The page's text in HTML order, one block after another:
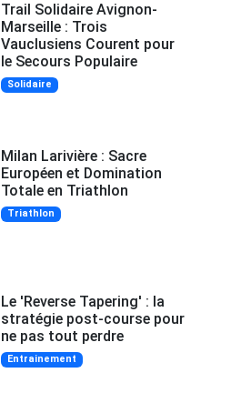
Trail Solidaire Avignon-
Marseille : Trois
Vauclusiens Courent pour
le Secours Populaire
Solidaire
Milan Larivière : Sacre
Européen et Domination
Totale en Triathlon
Triathlon
Le 'Reverse Tapering' : la
stratégie post-course pour
ne pas tout perdre
Entrainement